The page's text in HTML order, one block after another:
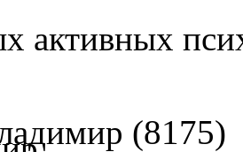
активных
(8175)